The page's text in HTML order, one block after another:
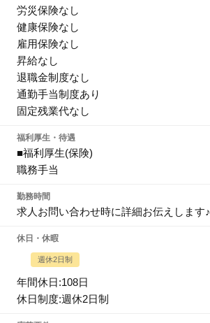
労災保険なし
健康保険なし
雇用保険なし
昇給なし
退職金制度なし
通勤手当制度あり
固定残業代なし
福利厚生・待遇
■福利厚生(保険)
職務手当
勤務時間
求人お問い合わせ時に詳細お伝えします♪
休日・休暇
週休2日制
年間休日:108日
休日制度:週休2日制